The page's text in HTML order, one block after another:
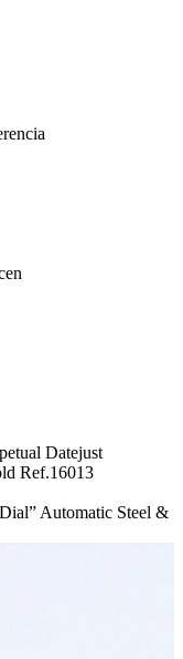
Datejust
Ref.16013
Automatic Steel &